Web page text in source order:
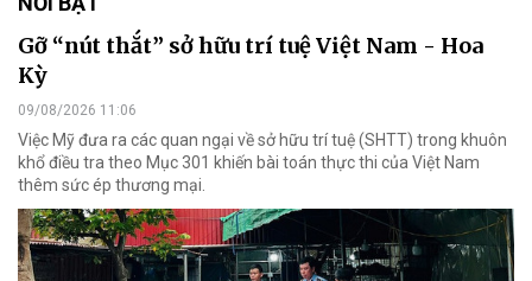
Gỡ “nút thắt” sở hữu trí tuệ Việt Nam - Hoa
Kỳ
09/08/2026 11:06
Việc Mỹ đưa ra các quan ngại về sở hữu trí tuệ (SHTT) trong khuôn
khổ điều tra theo Mục 301 khiến bài toán thực thi của Việt Nam
thêm sức ép thương mại.